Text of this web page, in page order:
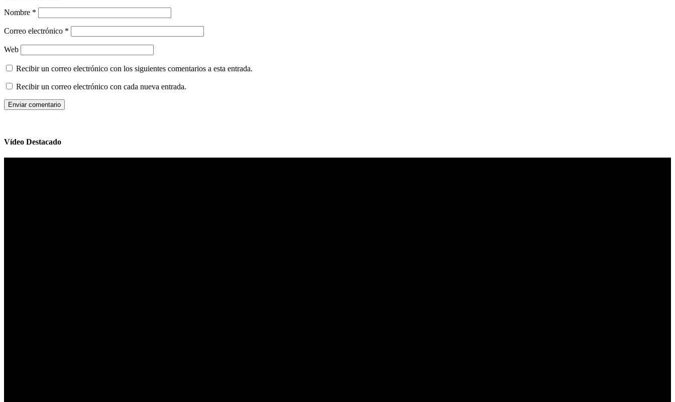
Nombre *
Correo electrónico *
Web
Recibir un correo electrónico con los siguientes comentarios a esta entrada.
Recibir un correo electrónico con cada nueva entrada.
Vídeo Destacado